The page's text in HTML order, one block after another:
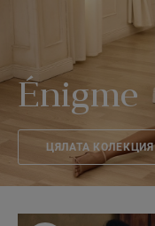
Énigme
ЦЯЛАТА КОЛЕКЦИЯ